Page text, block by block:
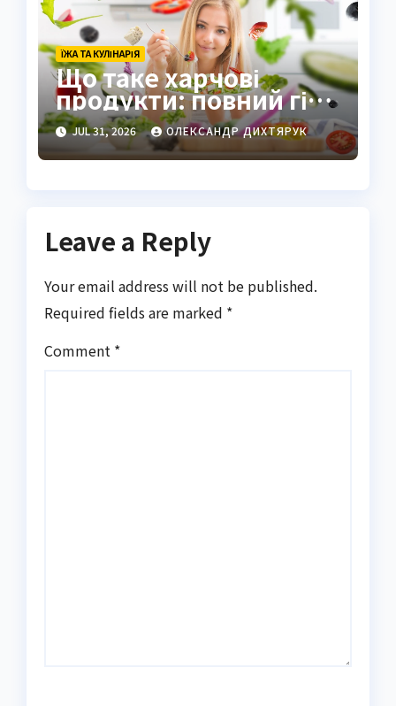
ЇЖА ТА КУЛІНАРІЯ
Що таке харчові
продукти: повний гід
по визначенню та
видам
JUL 31, 2026 ОЛЕКСАНДР ДИХТЯРУК
Leave a Reply
Your email address will not be published.
Required fields are marked *
Comment *